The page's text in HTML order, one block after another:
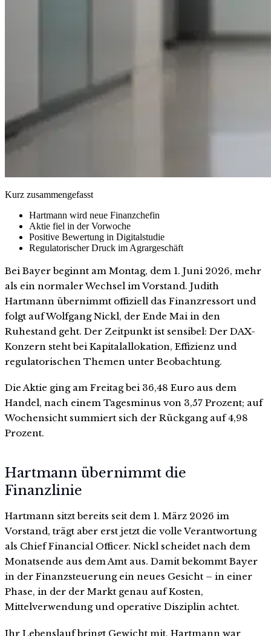
Kurz zusammengefasst
Hartmann wird neue Finanzchefin
Aktie fiel in der Vorwoche
Positive Bewertung in Digitalstudie
Regulatorischer Druck im Agrargeschäft
Bei Bayer beginnt am Montag, dem 1. Juni 2026, mehr
als ein normaler Wechsel im Vorstand. Judith
Hartmann übernimmt offiziell das Finanzressort und
folgt auf Wolfgang Nickl, der Ende Mai in den
Ruhestand geht. Der Zeitpunkt ist sensibel: Der DAX-
Konzern steht bei Kapitalallokation, Effizienz und
regulatorischen Themen unter Beobachtung.
Die Aktie ging am Freitag bei 36,48 Euro aus dem
Handel, nach einem Tagesminus von 3,57 Prozent; auf
Wochensicht summiert sich der Rückgang auf 4,98
Prozent.
Hartmann übernimmt die
Finanzlinie
Hartmann sitzt bereits seit dem 1. März 2026 im
Vorstand, trägt aber erst jetzt die volle Verantwortung
als Chief Financial Officer. Nickl scheidet nach dem
Monatsende aus dem Amt aus. Damit bekommt Bayer
in der Finanzsteuerung ein neues Gesicht – in einer
Phase, in der der Markt genau auf Kosten,
Mittelverwendung und operative Disziplin achtet.
Ihr Lebenslauf bringt Gewicht mit. Hartmann war